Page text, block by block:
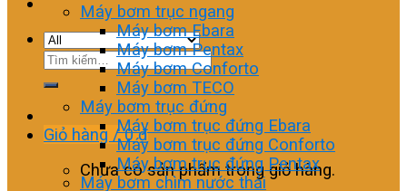
Tìm
Giỏ hàng /0₫
Chưa có sản phẩm trong giỏ hàng.
Máy bơm trục ngang
Máy bơm Ebara
Máy bơm Pentax
Máy bơm Conforto
Máy bơm TECO
Máy bơm trục đứng
Máy bơm trục đứng Ebara
Máy bơm trục đứng Conforto
Máy bơm trục đứng Pentax
Máy bơm chìm nước thải